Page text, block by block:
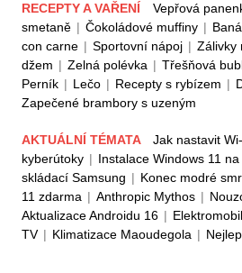
RECEPTY A VAŘENÍ Vepřová
smetaně | Čokoládové muffiny |
con carne | Sportovní nápoj | Zálivky
džem | Zelná polévka | Třešňová
Perník | Lečo | Recepty s rybízem |
Zapečené brambory s uzeným
AKTUÁLNÍ TÉMATA Jak nastavit
kyberútoky | Instalace Windows 11
skládací Samsung | Konec modré
11 zdarma | Anthropic Mythos |
Aktualizace Androidu 16 |
TV | Klimatizace Maoudegola |